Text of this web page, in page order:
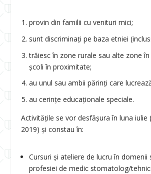
provin din familii cu venituri mici;
sunt discriminați pe baza etniei
trăiesc în zone rurale sau alte zone
școli în proximitate;
au unul sau ambii părinți care
au cerințe educaționale speciale.
Activitățile se vor desfășura în luna iulie
2019) și constau în:
Cursuri și ateliere de lucru în domenii
profesiei de medic stomatolog/